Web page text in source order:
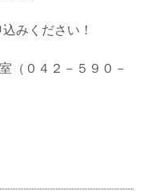
みください！
（０４２－５９０－